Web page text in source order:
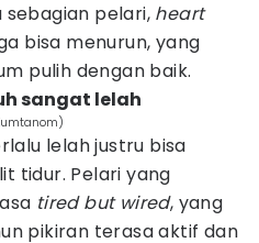
pelari, heart
bisa menurun, yang
pulih dengan baik.
sangat lelah
lelah justru bisa
tidur. Pelari yang
tired but wired, yang
pikiran terasa aktif dan